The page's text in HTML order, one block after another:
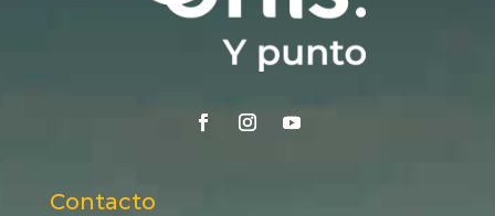
Contacto